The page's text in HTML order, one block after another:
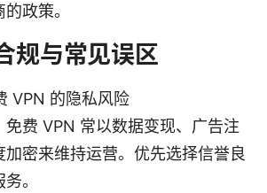
政策。
规与常见误区
VPN 的隐私风险
免费 VPN 常以数据变现、广告注
加密来维持运营。优先选择信誉良
。